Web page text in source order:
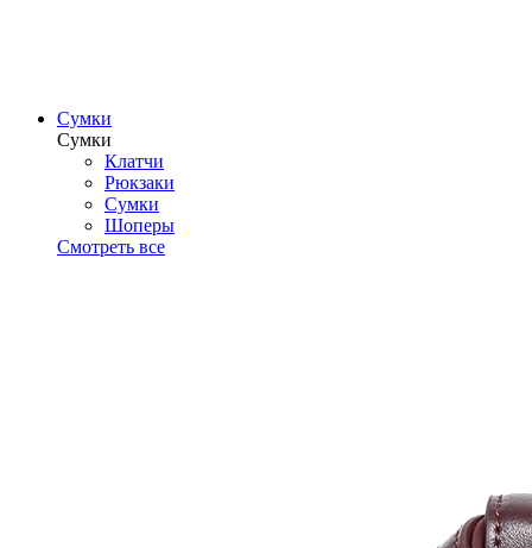
Сумки
Сумки
Клатчи
Рюкзаки
Сумки
Шоперы
Смотреть все